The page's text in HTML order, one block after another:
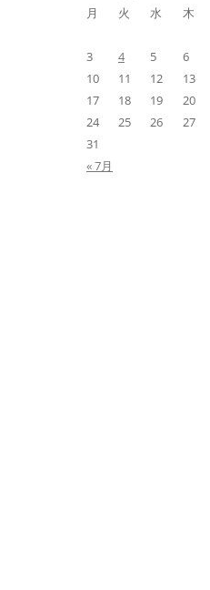
月
火 水 木
3
4 5 6
10
11 12 13
17
18 19 20
24
25 26 27
31
« 7月